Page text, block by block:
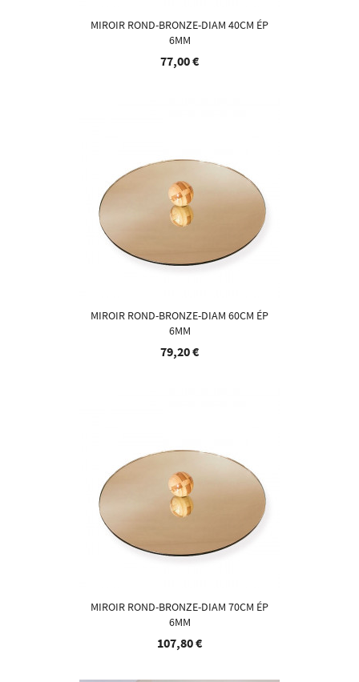
MIROIR ROND-BRONZE-DIAM 40CM ÉP
6MM
77,00 €
MIROIR ROND-BRONZE-DIAM 60CM ÉP
6MM
79,20 €
MIROIR ROND-BRONZE-DIAM 70CM ÉP
6MM
107,80 €